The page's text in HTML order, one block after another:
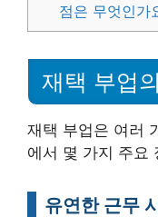
점은 무엇인가
재택 부업
재택 부업은 여러
에서 몇 가지 주요
유연한 근무